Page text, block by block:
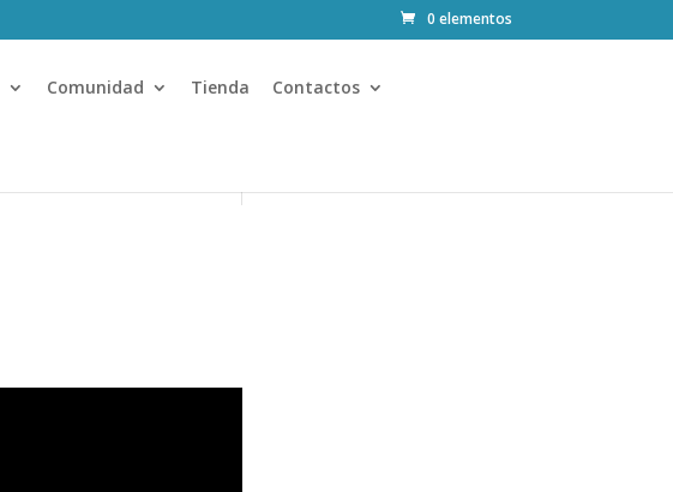
0 elementos
Comunidad Tienda Contactos